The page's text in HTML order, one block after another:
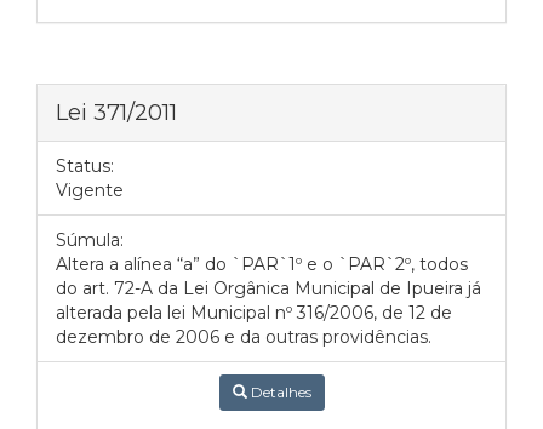
Lei 371/2011
Status:
Vigente
Súmula:
Altera a alínea “a” do `PAR`1º e o `PAR`2º, todos
do art. 72-A da Lei Orgânica Municipal de Ipueira já
alterada pela lei Municipal nº 316/2006, de 12 de
dezembro de 2006 e da outras providências.
Detalhes